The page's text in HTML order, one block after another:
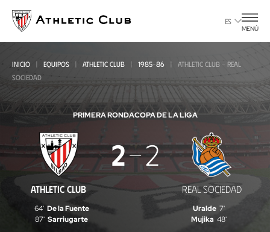
contenido
principal
ES
MENÚ
INICIO EQUIPOS ATHLETIC CLUB 1985-86
ATHLETIC CLUB - REAL
SOCIEDAD
PRIMERA RONDACOPA DE LA LIGA
Athletic
Club
-
Real
Sociedad
ATHLETIC CLUB
2 2
REAL SOCIEDAD
64' De la Fuente
87' Sarriugarte
Uralde 7'
Mujika 48'